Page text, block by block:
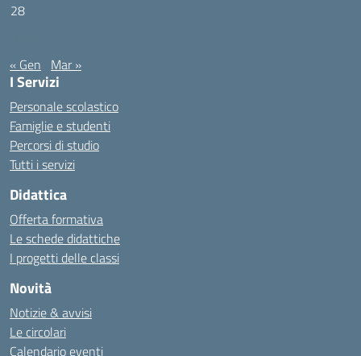
28
« Gen Mar »
I Servizi
Personale scolastico
Famiglie e studenti
Percorsi di studio
Tutti i servizi
Didattica
Offerta formativa
Le schede didattiche
I progetti delle classi
Novità
Notizie & avvisi
Le circolari
Calendario eventi